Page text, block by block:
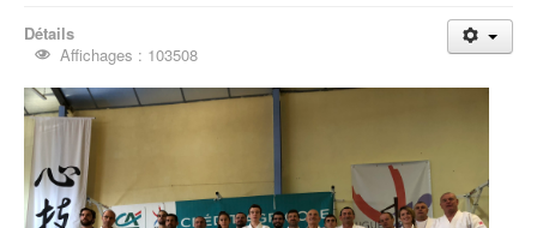
Détails
Affichages : 103508